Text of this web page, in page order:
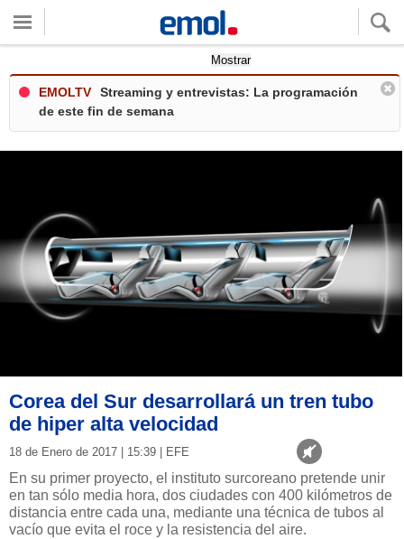
Mostrar
EMOLTV
Streaming y entrevistas: La programación
de este fin de semana
Corea del Sur desarrollará un tren tubo
de hiper alta velocidad
18 de Enero de 2017 | 15:39 | EFE
En su primer proyecto, el instituto surcoreano pretende unir
en tan sólo media hora, dos ciudades con 400 kilómetros de
distancia entre cada una, mediante una técnica de tubos al
vacío que evita el roce y la resistencia del aire.